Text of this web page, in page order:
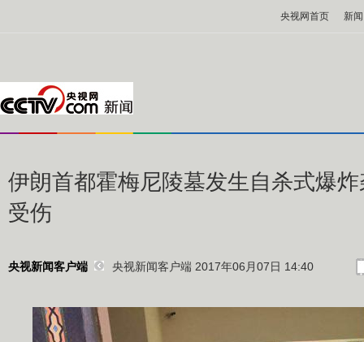
央视网首页 新闻
伊朗首都霍梅尼陵墓发生自杀式爆
受伤
央视新闻客户端 央视新闻客户端 2017年06月07日 14:40